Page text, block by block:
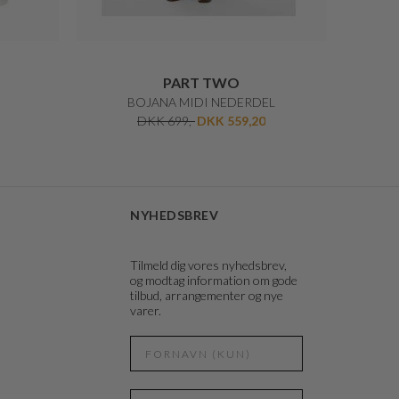
PART TWO
BOJANA MIDI NEDERDEL
DKK 699,-DKK 559,20
NYHEDSBREV
Tilmeld dig vores nyhedsbrev,
og modtag information om gode
tilbud, arrangementer og nye
varer.